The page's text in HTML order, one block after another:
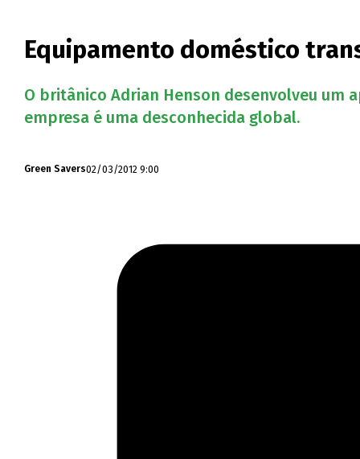
Equipamento doméstico
O britânico Adrian Henson desenvolveu um
empresa é uma desconhecida global.
Green Savers02/03/2012 9:00